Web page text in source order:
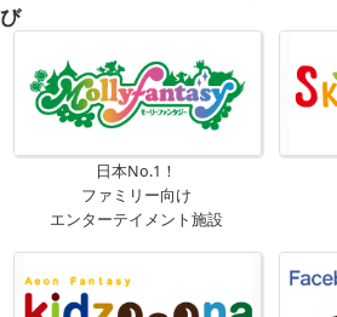
び
日本No.1！
ファミリー向け
エンターテイメント施設